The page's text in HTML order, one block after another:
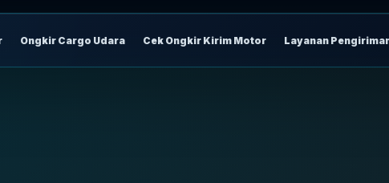
Ongkir Cargo Udara Cek Ongkir Kirim Motor Layanan